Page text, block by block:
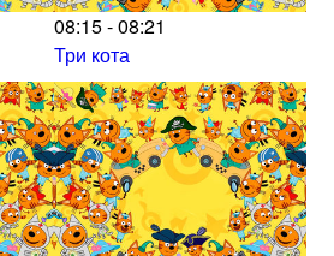
08:15 - 08:21
Три кота